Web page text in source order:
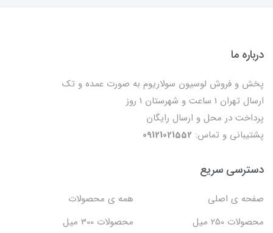
درباره ما
پخش و فروش لوسیون سولاریوم به صورت عمده و تک
ارسال تهران 1 ساعت و شهرستان 1 روز
پرداخت در محل و ارسال رایگان
پشتیبانی و تماس: 09121021552
دسترسی سریع
صفحه ی اصلی
همه ی محصولات
محصولات 250 میل
محصولات 300 میل